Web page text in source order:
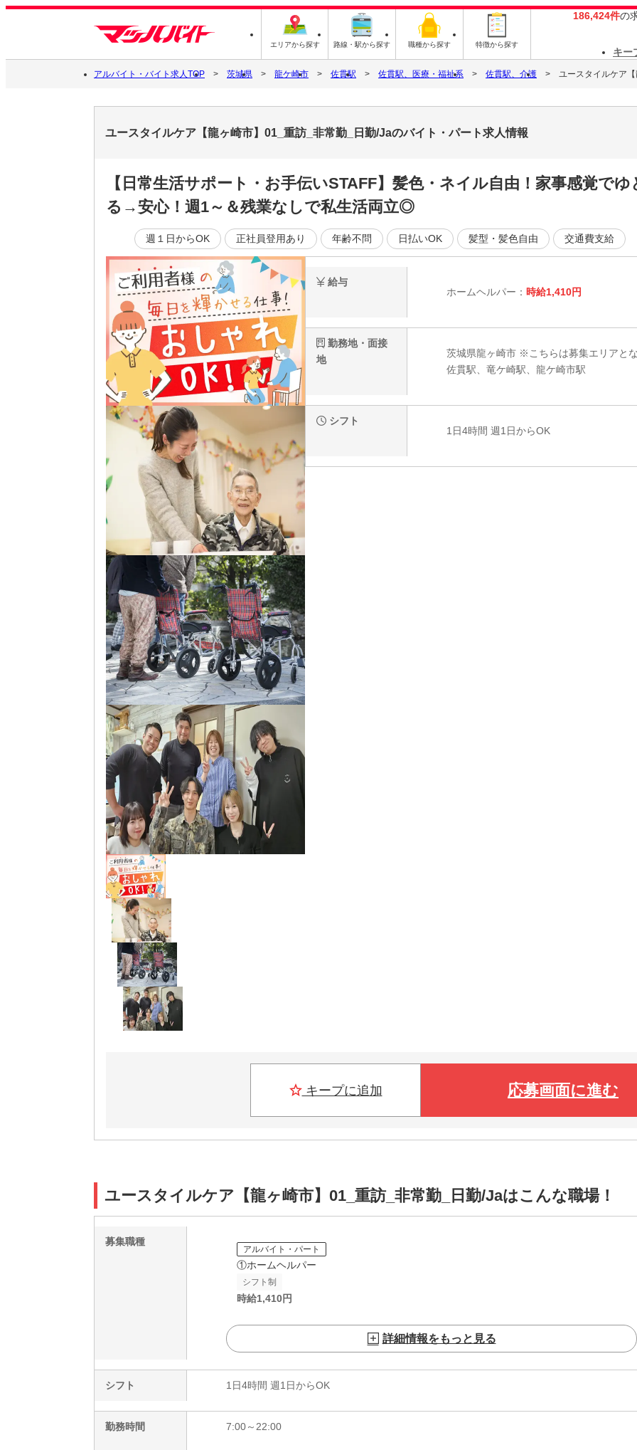
エリアから探す 路線・駅から探す 職種から探す 特徴から探す
186,424件の
キー
アルバイト・バイト求人TOP 茨城県 龍ケ崎市 佐貫駅 佐貫駅、医療・福祉系 佐貫駅、介護 ユースタイルケア
ユースタイルケア【龍ヶ崎市】01_重訪_非常勤_日勤/Jaのバイト・パート求人情報
【日常生活サポート・お手伝いSTAFF】髪色・ネイル自由！家事感覚で
る→安心！週1～＆残業なしで私生活両立◎
週１日からOK 正社員登用あり 年齢不問 日払いOK 髪型・髪色自由 交通費支給
給与
ホームヘルパー： 時給1,410円
勤務地・面接
地
茨城県龍ヶ崎市 ※こちらは募集エリアとな
佐貫駅、竜ケ崎駅、龍ケ崎市駅
シフト
1日4時間 週1日からOK
キープに追加 応募画面に進む
ユースタイルケア【龍ヶ崎市】01_重訪_非常勤_日勤/Jaはこんな職場！
募集職種
アルバイト・パート
①ホームヘルパー
シフト制
時給1,410円
詳細情報をもっと見る
シフト 1日4時間 週1日からOK
勤務時間 7:00～22:00